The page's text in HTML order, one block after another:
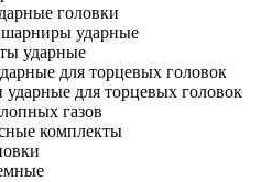
головки
ударные
ударные
для торцевых головок
ударные для торцевых головок
газов
комплекты